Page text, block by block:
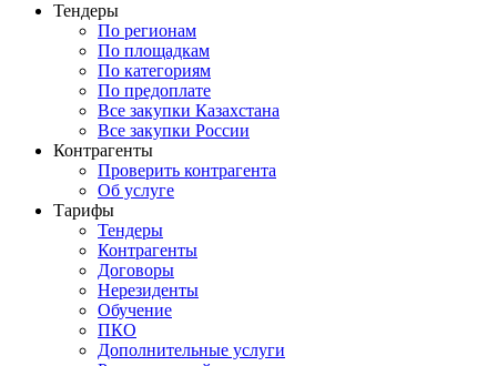
Тендеры
По регионам
По площадкам
По категориям
По предоплате
Все закупки Казахстана
Все закупки России
Контрагенты
Проверить контрагента
Об услуге
Тарифы
Тендеры
Контрагенты
Договоры
Нерезиденты
Обучение
ПКО
Дополнительные услуги